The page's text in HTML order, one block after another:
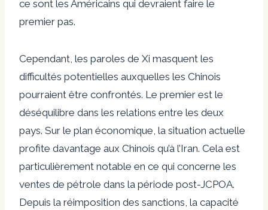
ce sont les Américains qui devraient faire le
premier pas.
Cependant, les paroles de Xi masquent les
difficultés potentielles auxquelles les Chinois
pourraient être confrontés. Le premier est le
déséquilibre dans les relations entre les deux
pays. Sur le plan économique, la situation actuelle
profite davantage aux Chinois qu’à l’Iran. Cela est
particulièrement notable en ce qui concerne les
ventes de pétrole dans la période post-JCPOA.
Depuis la réimposition des sanctions, la capacité